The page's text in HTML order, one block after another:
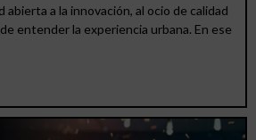
abierta a la innovación, al ocio de calidad
entender la experiencia urbana. En ese